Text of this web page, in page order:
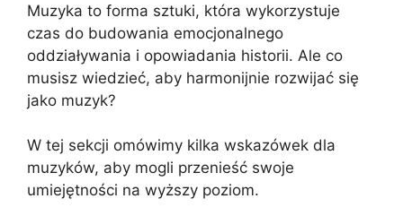
Muzyka to forma sztuki, która wykorzystuje
czas do budowania emocjonalnego
oddziaływania i opowiadania historii. Ale co
musisz wiedzieć, aby harmonijnie rozwijać się
jako muzyk?
W tej sekcji omówimy kilka wskazówek dla
muzyków, aby mogli przenieść swoje
umiejętności na wyższy poziom.